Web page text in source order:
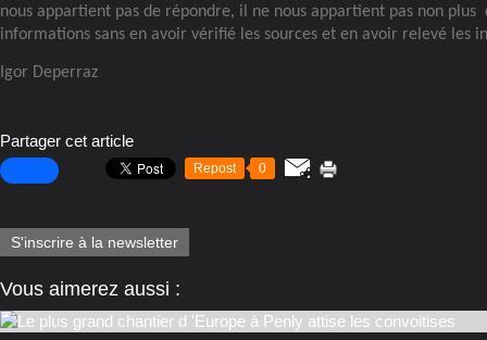
nous appartient pas de répondre, il ne nous appartient pas non plus
informations sans en avoir vérifié les sources et en avoir relevé les
Igor Deperraz
Partager cet article
Repost 0
S'inscrire à la newsletter
Vous aimerez aussi :